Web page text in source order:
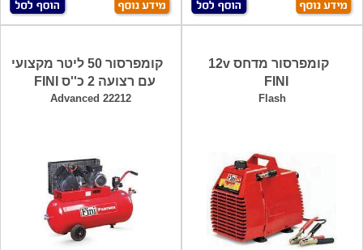
קומפרסור מדחס 12v
FINI
Flash
קומפרסור 50 ליטר מקצועי
עם רצועה 2 כ''ס FINI
Advanced 22212